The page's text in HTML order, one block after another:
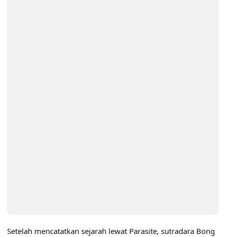
Setelah mencatatkan sejarah lewat Parasite, sutradara Bong